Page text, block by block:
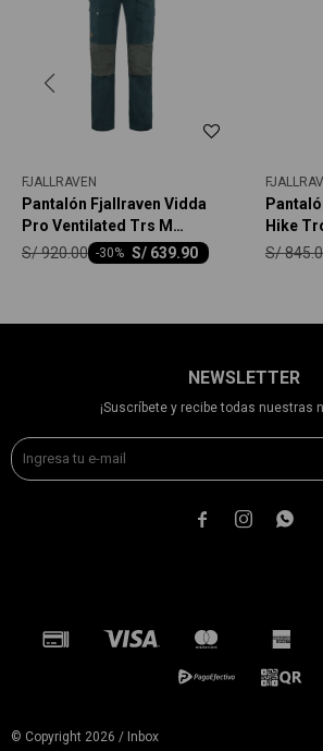
FJALLRAVEN
Pantalón Fjallraven Vidda
Pro Ventilated Trs M
Hombre
S/ 639.90
-30
S/920.00
Hike
S/
NEWSLETTER
¡Suscríbete y recibe todas nuestras
  
© Copyright 2026 / Inbox